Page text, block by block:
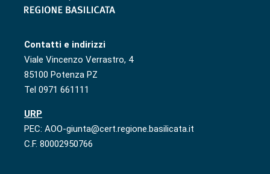
Contatti e indirizzi
Viale Vincenzo Verrastro, 4
85100 Potenza PZ
Tel 0971 661111
URP
PEC: AOO-giunta@cert.regione.basilicata.it
C.F. 80002950766